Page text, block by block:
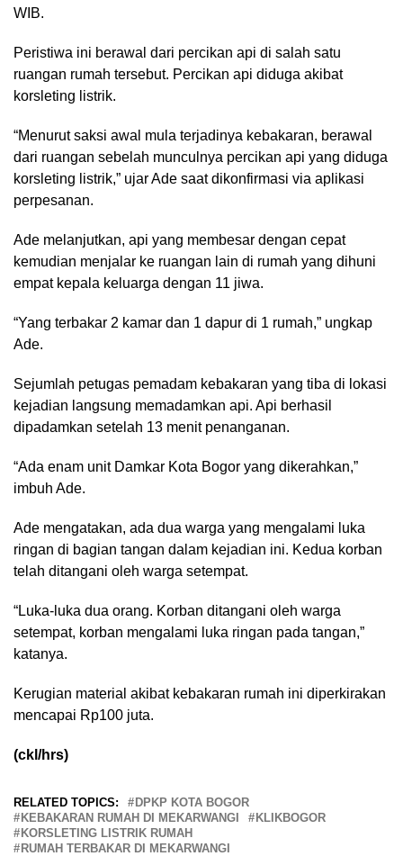
WIB.
Peristiwa ini berawal dari percikan api di salah satu
ruangan rumah tersebut. Percikan api diduga akibat
korsleting listrik.
“Menurut saksi awal mula terjadinya kebakaran, berawal
dari ruangan sebelah munculnya percikan api yang diduga
korsleting listrik,” ujar Ade saat dikonfirmasi via aplikasi
perpesanan.
Ade melanjutkan, api yang membesar dengan cepat
kemudian menjalar ke ruangan lain di rumah yang dihuni
empat kepala keluarga dengan 11 jiwa.
“Yang terbakar 2 kamar dan 1 dapur di 1 rumah,” ungkap
Ade.
Sejumlah petugas pemadam kebakaran yang tiba di lokasi
kejadian langsung memadamkan api. Api berhasil
dipadamkan setelah 13 menit penanganan.
“Ada enam unit Damkar Kota Bogor yang dikerahkan,”
imbuh Ade.
Ade mengatakan, ada dua warga yang mengalami luka
ringan di bagian tangan dalam kejadian ini. Kedua korban
telah ditangani oleh warga setempat.
“Luka-luka dua orang. Korban ditangani oleh warga
setempat, korban mengalami luka ringan pada tangan,”
katanya.
Kerugian material akibat kebakaran rumah ini diperkirakan
mencapai Rp100 juta.
(ckl/hrs)
RELATED TOPICS:
DPKP KOTA BOGOR
KEBAKARAN RUMAH DI MEKARWANGI
KLIKBOGOR
KORSLETING LISTRIK RUMAH
RUMAH TERBAKAR DI MEKARWANGI